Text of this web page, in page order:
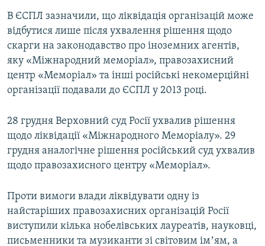
В ЄСПЛ зазначили, що ліквідація організацій може
відбутися лише після ухвалення рішення щодо
скарги на законодавство про іноземних агентів,
яку «Міжнародний меморіал», правозахисний
центр «Меморіал» та інші російські некомерційні
організації подавали до ЄСПЛ у 2013 році.
28 грудня Верховний суд Росії ухвалив рішення
щодо ліквідації «Міжнародного Меморіалу». 29
грудня аналогічне рішення російський суд ухвалив
щодо правозахисного центру «Меморіал».
Проти вимоги влади ліквідувати одну із
найстаріших правозахисних організацій Росії
виступили кілька нобелівських лауреатів, науковці,
письменники та музиканти зі світовим імʼям, а